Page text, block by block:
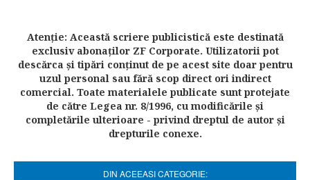
Atenţie: Această scriere publicistică este destinată
exclusiv abonaţilor ZF Corporate. Utilizatorii pot
descărca şi tipări conţinut de pe acest site doar pentru
uzul personal sau fără scop direct ori indirect
comercial. Toate materialele publicate sunt protejate
de către Legea nr. 8/1996, cu modificările şi
completările ulterioare - privind dreptul de autor şi
drepturile conexe.
DIN ACEEASI CATEGORIE: